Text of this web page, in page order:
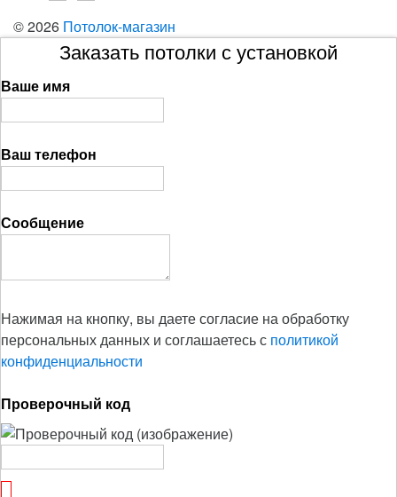
© 2026 Потолок-магазин
Заказать потолки с установкой
Ваше имя
Ваш телефон
Сообщение
Нажимая на кнопку, вы даете согласие на обработку
персональных данных и соглашаетесь с политикой
конфиденциальности
Проверочный код